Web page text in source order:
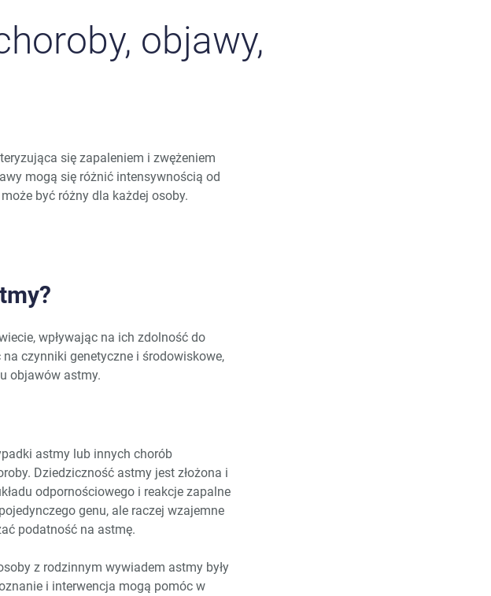
objawy,
się zapaleniem i zwężeniem
mogą się różnić intensywnością od
być różny dla każdej osoby.
wpływając na ich zdolność do
czynniki genetyczne i środowiskowe,
objawów astmy.
astmy lub innych chorób
Dziedziczność astmy jest złożona i
odpornościowego i reakcje zapalne
genu, ale raczej wzajemne
podatność na astmę.
z rodzinnym wywiadem astmy były
i interwencja mogą pomóc w